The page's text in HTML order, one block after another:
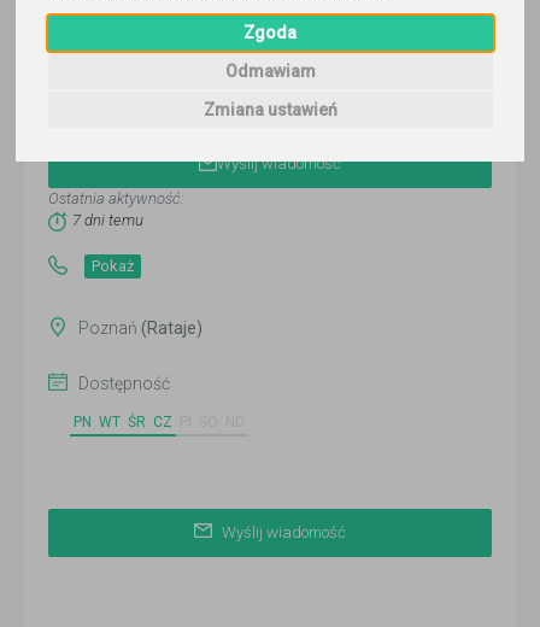
Zgoda
Odmawiam
Zmiana ustawień
Wyślij wiadomość
Ostatnia aktywność:
7 dni temu
Pokaż
Poznań (Rataje)
Dostępność
PN WT ŚR CZ
Wyślij wiadomość